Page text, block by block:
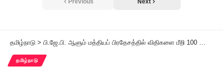
Previous Next
தமிழ்நாடு > பி.ஜே.பி. ஆளும் மத்தியப் பிரதேசத்தில் விதிகளை மீறி 100 கோடி ரூபாய் கல்விக் கட்டணம் வசூல் 11 பள்ளிகள் மீது வழக்கு
தமிழ்நாடு